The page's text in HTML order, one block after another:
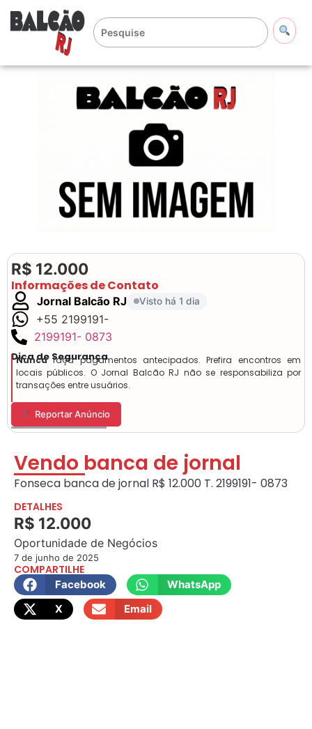
R$ 12.000
Informações de Contato
Jornal Balcão RJ Visto há 1 dia
+55 2199191-
2199191- 0873
Dica de Segurança
Nuncafaça pagamentos antecipados. Prefira encontros em
locais públicos. O Jornal Balcão RJ não se responsabiliza por
transações entre usuários.
Reportar Anúncio
Vendo banca de jornal
Fonseca banca de jornal R$ 12.000 T. 2199191- 0873
DETALHES
R$ 12.000
Oportunidade de Negócios
7 de junho de 2025
COMPARTILHE
Facebook
WhatsApp
X
Email